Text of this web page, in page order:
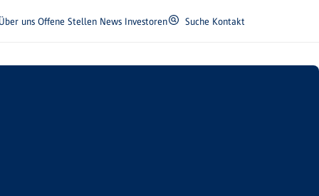
uns Offene Stellen News Investoren Suche Kontakt